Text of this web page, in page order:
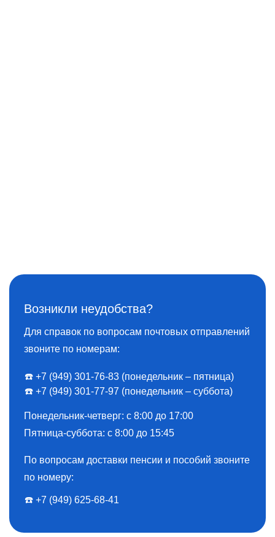
Возникли неудобства?
Для справок по вопросам почтовых отправлений
звоните по номерам:
☎️ +7 (949) 301-76-83 (понедельник – пятница)
☎️ +7 (949) 301-77-97 (понедельник – суббота)
Понедельник-четверг: с 8:00 до 17:00
Пятница-суббота: с 8:00 до 15:45
По вопросам доставки пенсии и пособий звоните
по номеру:
☎️ ️+7 (949) 625-68-41